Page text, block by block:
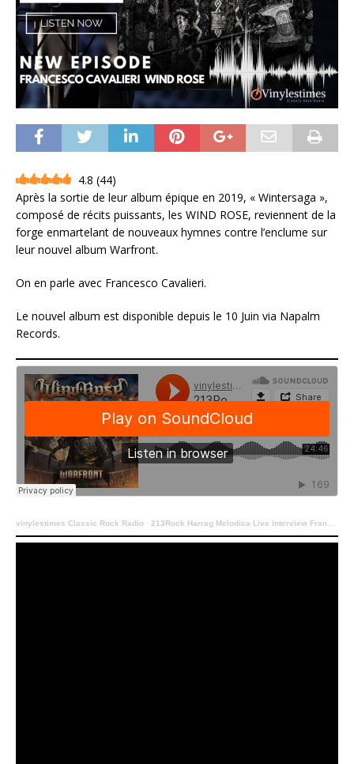
4.8 (44)
Après la sortie de leur album épique en 2019, « Wintersaga »,
composé de récits puissants, les WIND ROSE, reviennent de la
forge enmartelant de nouveaux hymnes contre l’enclume sur
leur nouvel album Warfront.
On en parle avec Francesco Cavalieri.
Le nouvel album est disponible depuis le 10 Juin via Napalm
Records.
vinylestimes Classic Rock Radio · 213Rock Harrag Melodica Live interview Francesco Cavalieri of Wind Rose 22 06 2022 New album Warfront in stores